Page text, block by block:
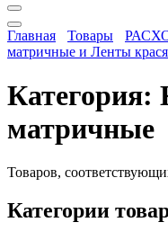
Главная Товары
матричные и Ленты
Категория:
матричные
Товаров,
Категории